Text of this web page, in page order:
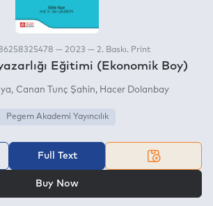
— 2023 — 2. Baskı. Print
Eğitimi (Ekonomik Boy)
Canan Tunç Şahin Hacer Dolanbay
Pegem Akademi Yayıncılık
Full Text
Buy Now